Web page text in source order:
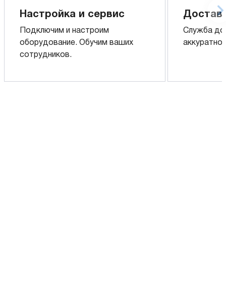
Настройка и сервис
Подключим и настроим
оборудование. Обучим ваших
сотрудников.
Служба
аккуратно